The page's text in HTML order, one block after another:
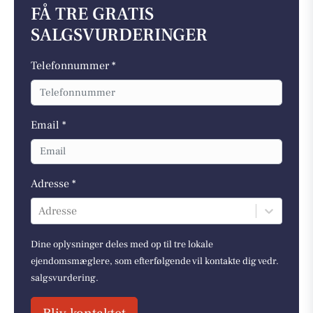
FÅ TRE GRATIS
SALGSVURDERINGER
Telefonnummer *
Email *
Adresse *
Adresse
Dine oplysninger deles med op til tre lokale
ejendomsmæglere, som efterfølgende vil kontakte dig vedr.
salgsvurdering.